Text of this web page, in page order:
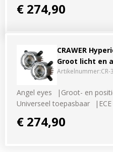
€ 274,90
CRAWER
Groot licht en
Artikelnummer:
Angel eyes
Groot- en
Universeel toepasbaar
€ 274,90